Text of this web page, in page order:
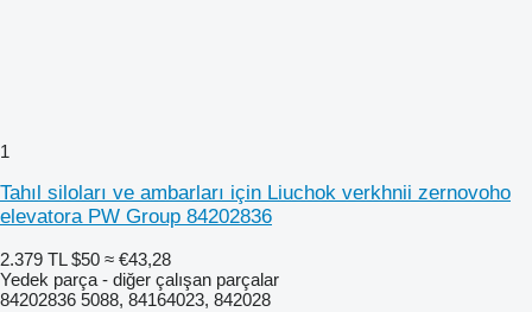
1
Tahıl siloları ve ambarları için Liuchok verkhnii zernovoho
elevatora PW Group 84202836
2.379 TL $50 ≈ €43,28
Yedek parça - diğer çalışan parçalar
84202836 5088, 84164023, 842028